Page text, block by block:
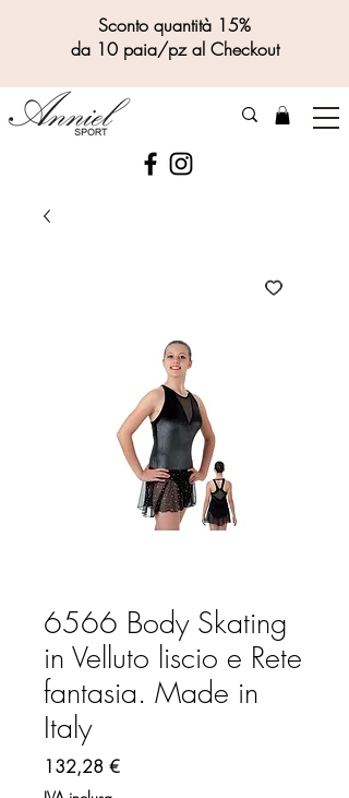
Sconto quantità 15%
da 10 paia/pz al Checkout
6566 Body Skating
in Velluto liscio e Rete
fantasia. Made in
Italy
132,28 €Prezzo